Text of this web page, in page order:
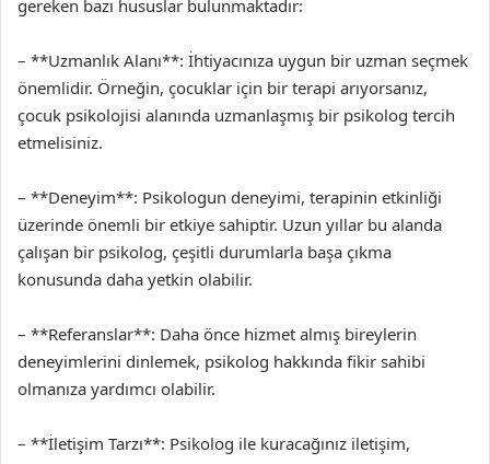
gereken bazı hususlar bulunmaktadır:
– **Uzmanlık Alanı**: İhtiyacınıza uygun bir uzman seçmek
önemlidir. Örneğin, çocuklar için bir terapi arıyorsanız,
çocuk psikolojisi alanında uzmanlaşmış bir psikolog tercih
etmelisiniz.
– **Deneyim**: Psikologun deneyimi, terapinin etkinliği
üzerinde önemli bir etkiye sahiptir. Uzun yıllar bu alanda
çalışan bir psikolog, çeşitli durumlarla başa çıkma
konusunda daha yetkin olabilir.
– **Referanslar**: Daha önce hizmet almış bireylerin
deneyimlerini dinlemek, psikolog hakkında fikir sahibi
olmanıza yardımcı olabilir.
– **İletişim Tarzı**: Psikolog ile kuracağınız iletişim,